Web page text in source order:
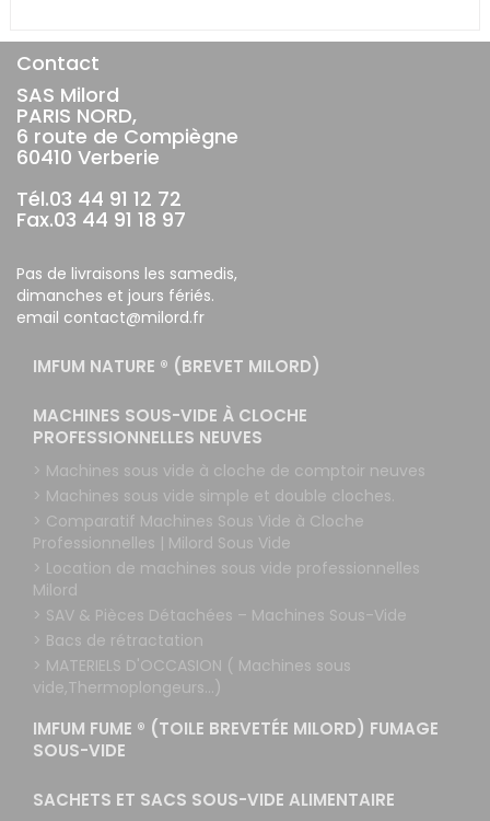
Contact
SAS Milord
PARIS NORD,
6 route de Compiègne
60410 Verberie
Tél.03 44 91 12 72
Fax.03 44 91 18 97
Pas de livraisons les samedis,
dimanches et jours fériés.
email contact@milord.fr
IMFUM NATURE ® (BREVET MILORD)
MACHINES SOUS-VIDE À CLOCHE
PROFESSIONNELLES NEUVES
> Machines sous vide à cloche de comptoir neuves
> Machines sous vide simple et double cloches.
> Comparatif Machines Sous Vide à Cloche
Professionnelles | Milord Sous Vide
> Location de machines sous vide professionnelles
Milord
> SAV & Pièces Détachées – Machines Sous-Vide
> Bacs de rétractation
> MATERIELS D'OCCASION ( Machines sous
vide,Thermoplongeurs...)
IMFUM FUME ® (TOILE BREVETÉE MILORD) FUMAGE
SOUS-VIDE
SACHETS ET SACS SOUS-VIDE ALIMENTAIRE